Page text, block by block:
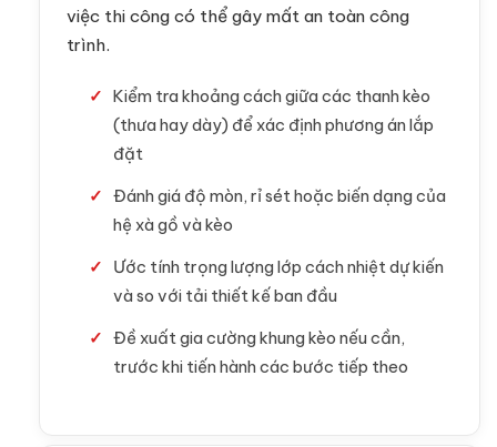
việc thi công có thể gây mất an toàn công
trình.
Kiểm tra khoảng cách giữa các thanh kèo
(thưa hay dày) để xác định phương án lắp
đặt
Đánh giá độ mòn, rỉ sét hoặc biến dạng của
hệ xà gồ và kèo
Ước tính trọng lượng lớp cách nhiệt dự kiến
và so với tải thiết kế ban đầu
Đề xuất gia cường khung kèo nếu cần,
trước khi tiến hành các bước tiếp theo